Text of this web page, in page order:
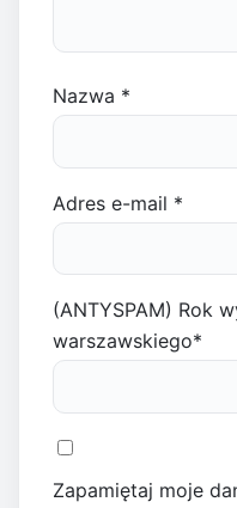
Nazwa *
Adres e-mail *
(ANTYSPAM) Rok
warszawskiego*
Zapamiętaj moje